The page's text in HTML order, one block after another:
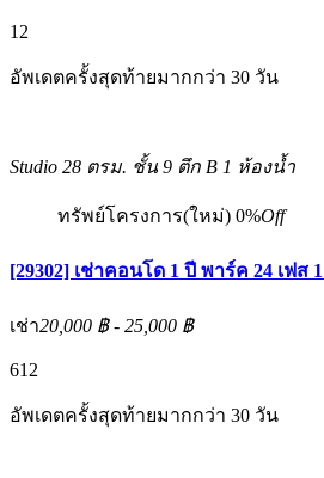
12
อัพเดตครั้งสุดท้ายมากกว่า 30 วัน
Studio 28 ตรม. ชั้น 9 ตึก B 1 ห้องน้ำ
ทรัพย์โครงการ(ใหม่) 0%Off
[29302] เช่าคอนโด 1 ปี พาร์ค 24 เฟส 1
เช่า20,000 ฿ - 25,000 ฿
612
อัพเดตครั้งสุดท้ายมากกว่า 30 วัน